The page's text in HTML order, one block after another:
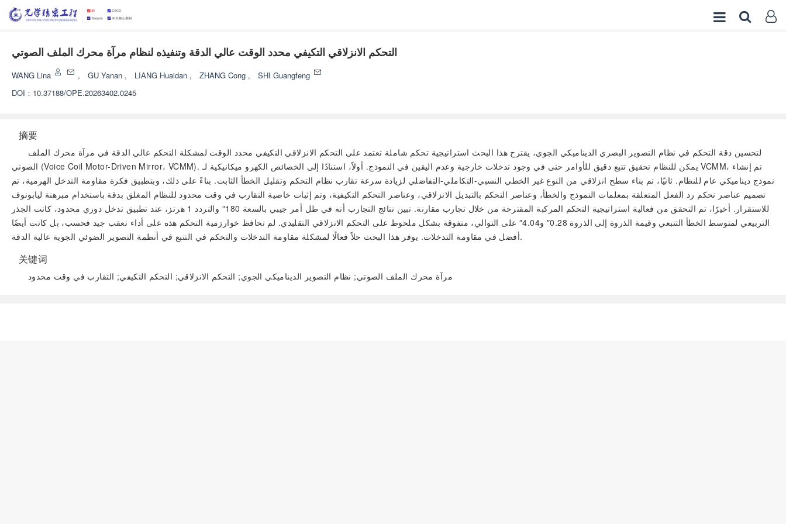
التحكم الانزلاقي التكيفي محدد الوقت عالي الدقة وتنفيذه لنظام مرآة محرك الملف الصوتي
WANG Lina , GU Yanan , LIANG Huaidan , ZHANG Cong ,
SHI Guangfeng
DOI： 10.37188/OPE.20263402.0245
摘要
لتحسين دقة التحكم في نظام التصوير البصري الديناميكي الجوي، يقترح هذا البحث استراتيجية تحكم شاملة تعتمد على التحكم الانزلاقي التكيفي محدد الوقت لمشكلة التحكم عالي الدقة في مرآة محرك الملف
الصوتي (Voice Coil Motor-Driven Mirror، VCMM). يمكن للنظام تحقيق تتبع دقيق للأوامر حتى في وجود تدخلات خارجية وعدم اليقين في النموذج. أولاً، استنادًا إلى الخصائص الكهرو ميكانيكية لـ VCMM، تم إنشاء
نموذج ديناميكي عام للنظام. ثانيًا، تم بناء سطح انزلاقي من النوع غير الخطي النسبي-التكاملي-التفاضلي لزيادة سرعة تقارب نظام التحكم وتقليل الخطأ الثابت. بناءً على ذلك، وبتطبيق فكرة مقاومة التدخل الهرمية، تم
تصميم عناصر تحكم رد الفعل المتعلقة بمعلمات النموذج والخطأ، وعناصر التحكم بالتبديل الانزلاقي، وعناصر التحكم التكيفية، وتم إثبات خاصية التقارب في وقت محدود للنظام المغلق بدقة باستخدام مبرهنة ليابونوف
للاستقرار. أخيرًا، تم التحقق من فعالية استراتيجية التحكم المركبة المقترحة من خلال تجارب مقارنة. تبين نتائج التجارب أنه في ظل أمر جيبي بالسعة 180″ والتردد 1 هرتز، عند تطبيق تدخل دوري محدود، كانت الجذر
التربيعي لمتوسط الخطأ التتبعي وقيمة الذروة إلى الذروة 0.28″ و4.04″ على التوالي، متفوقة بشكل ملحوظ على التحكم الانزلاقي التقليدي. لم تحافظ خوارزمية التحكم هذه على أداء تعقب جيد فحسب، بل كانت أيضًا
أفضل في مقاومة التدخلات. يوفر هذا البحث حلاً فعالًا لمشكلة مقاومة التدخلات والتحكم في التتبع في أنظمة التصوير الضوئي الجوية عالية الدقة.
关键词
مرآة محرك الملف الصوتي; نظام التصوير الديناميكي الجوي; التحكم الانزلاقي; التحكم التكيفي; التقارب في وقت محدود